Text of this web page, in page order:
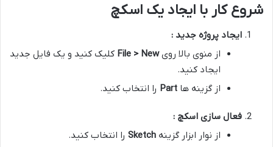
شروع کار با ایجاد یک اسکچ
ایجاد پروژه جدید :
از منوی بالا رویFile > New کلیک کنید و یک فایل جدید
ایجاد کنید.
از گزینه ها Part را انتخاب کنید.
فعال سازی اسکچ :
از نوار ابزار گزینه Sketch را انتخاب کنید.